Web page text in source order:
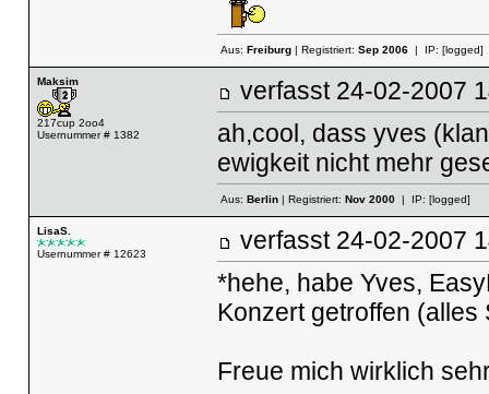
Aus: Freiburg| Registriert: Sep 2006| IP: [logged]
Maksim
217cup 2oo4
Usernummer # 1382
verfasst 24-02-
ah,cool, dass yves
ewigkeit nicht mehr
Aus: Berlin| Registriert: Nov 2000| IP: [logged]
LisaS.
Usernummer # 12623
verfasst 24-02-
*hehe, habe Yves,
Konzert getroffen
Freue mich wirklich